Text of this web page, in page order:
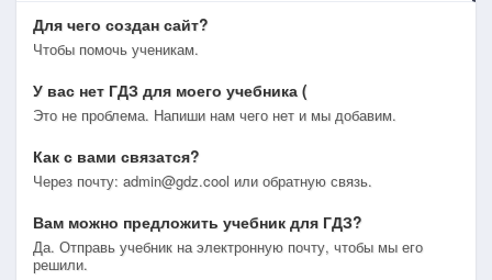
Для чего создан сайт?
Чтобы помочь ученикам.
У вас нет ГДЗ для моего учебника (
Это не проблема. Напиши нам чего нет и мы добавим.
Как с вами связатся?
Через почту: admin@gdz.cool или обратную связь.
Вам можно предложить учебник для ГДЗ?
Да. Отправь учебник на электронную почту, чтобы мы его
решили.